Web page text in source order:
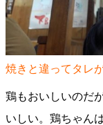
焼きと違ってタレ
鶏もおいしいのだ
いしい。鶏ちゃん